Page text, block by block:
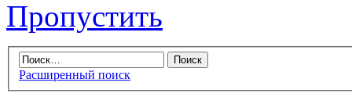
Пропустить
Расширенный поиск